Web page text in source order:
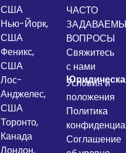
США
Нью-Йорк,
США
Феникс,
США
Лос-
Анджелес,
США
Торонто,
Канада
ЧАСТО
ВОПРОСЫ
Свяжитесь
с нами
Условия и
положения
Политика
Соглашение